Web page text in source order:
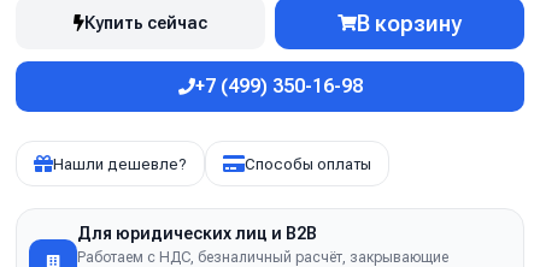
Купить сейчас В корзину
+7 (499) 350-16-98
Нашли дешевле? Способы оплаты
Для юридических лиц и B2B
Работаем с НДС, безналичный расчёт, закрывающие